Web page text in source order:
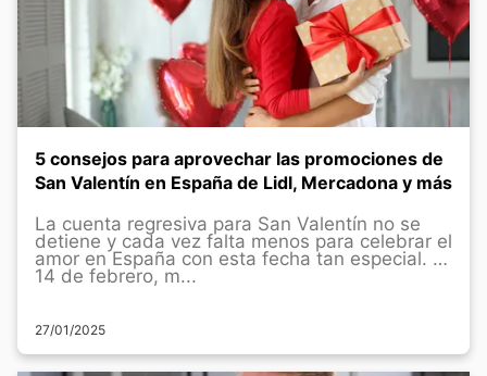
5 consejos para aprovechar las promociones de
San Valentín en España de Lidl, Mercadona y más
La cuenta regresiva para San Valentín no se
detiene y cada vez falta menos para celebrar el
amor en España con esta fecha tan especial. El
14 de febrero, m...
27/01/2025